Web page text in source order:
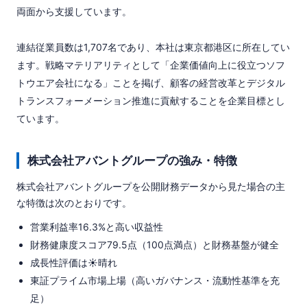
両面から支援しています。
連結従業員数は1,707名であり、本社は東京都港区に所在してい
ます。戦略マテリアリティとして「企業価値向上に役立つソフ
トウエア会社になる」ことを掲げ、顧客の経営改革とデジタル
トランスフォーメーション推進に貢献することを企業目標とし
ています。
株式会社アバントグループの強み・特徴
株式会社アバントグループを公開財務データから見た場合の主
な特徴は次のとおりです。
営業利益率16.3%と高い収益性
財務健康度スコア79.5点（100点満点）と財務基盤が健全
成長性評価は☀️晴れ
東証プライム市場上場（高いガバナンス・流動性基準を充
足）